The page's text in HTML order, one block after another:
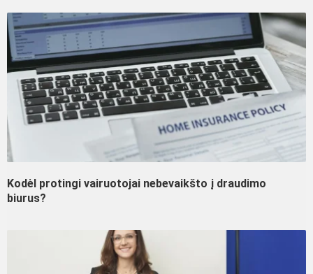
Kodėl protingi vairuotojai nebevaikšto į draudimo
biurus?